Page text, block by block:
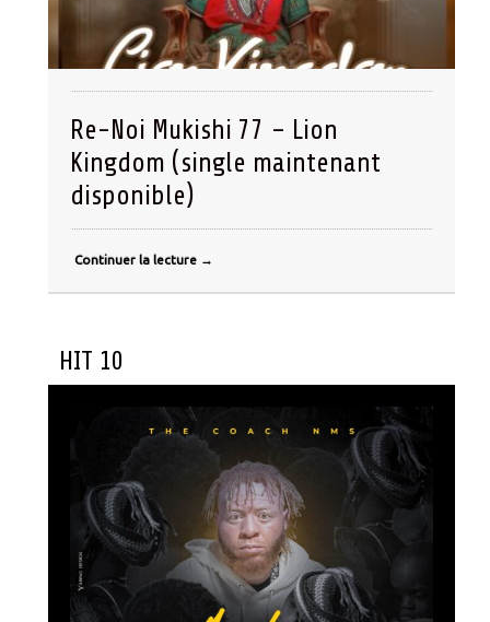
Re-Noi Mukishi 77 – Lion
Kingdom (single maintenant
disponible)
Continuer la lecture →
HIT 10